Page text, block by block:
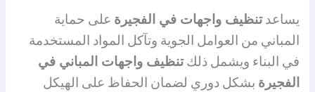
يساعدتنظيف واجهات في الفجيرة على حماية
المباني من العوامل الجوية وتآكل المواد المستخدمة
في البناء ويشمل ذلكتنظيف واجهات المباني في
الفجيرة بشكل دوري لضمان الحفاظ على الهيكل